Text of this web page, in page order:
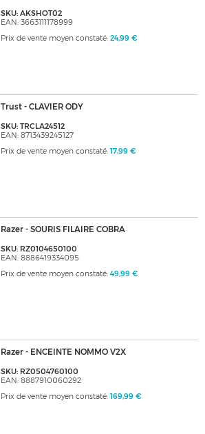
SKU: AKSHOT02
EAN: 3663111178999
Prix de vente moyen constaté: 24,99 €
Trust - CLAVIER ODY
SKU: TRCLA24512
EAN: 8713439245127
Prix de vente moyen constaté: 17,99 €
Razer - SOURIS FILAIRE COBRA
SKU: RZ0104650100
EAN: 8886419334095
Prix de vente moyen constaté: 49,99 €
Razer - ENCEINTE NOMMO V2X
SKU: RZ0504760100
EAN: 8887910060292
Prix de vente moyen constaté: 169,99 €